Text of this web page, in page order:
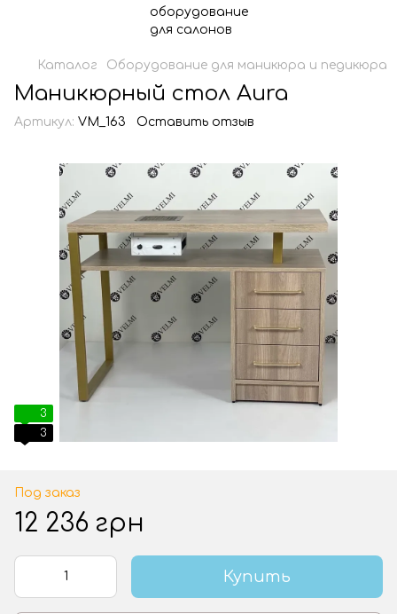
Каталог Оборудование для маникюра и педикюра
Маникюрный стол Aura
Артикул: VM_163 Оставить отзыв
3
3
Под заказ
12 236 грн
Купить